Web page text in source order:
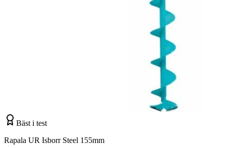
Bäst i test
Rapala UR Isborr Steel 155mm